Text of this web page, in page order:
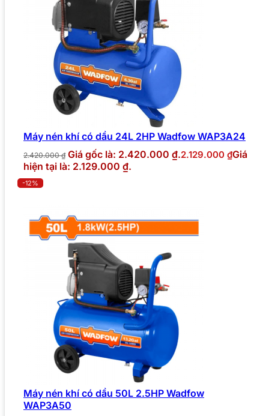
Máy nén khí có dầu 24L 2HP Wadfow WAP3A24
2.420.000₫ Giá gốc là: 2.420.000 ₫.2.129.000 ₫Giá
hiện tại là: 2.129.000 ₫.
-12%
Máy nén khí có dầu 50L 2.5HP Wadfow
WAP3A50